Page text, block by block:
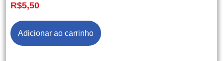
R$5,50
Adicionar ao carrinho